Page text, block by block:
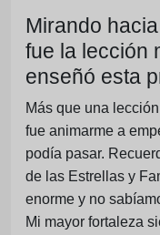
Mirando
fue la lección
enseñó esta
Más que una
fue animarme a
podía pasar.
de las Estrellas y
enorme y no
Mi mayor fortaleza